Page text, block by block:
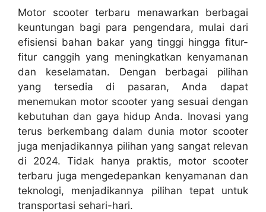
Motor scooter terbaru menawarkan berbagai
keuntungan bagi para pengendara, mulai dari
efisiensi bahan bakar yang tinggi hingga fitur-
fitur canggih yang meningkatkan kenyamanan
dan keselamatan. Dengan berbagai pilihan
yang tersedia di pasaran, Anda dapat
menemukan motor scooter yang sesuai dengan
kebutuhan dan gaya hidup Anda. Inovasi yang
terus berkembang dalam dunia motor scooter
juga menjadikannya pilihan yang sangat relevan
di 2024. Tidak hanya praktis, motor scooter
terbaru juga mengedepankan kenyamanan dan
teknologi, menjadikannya pilihan tepat untuk
transportasi sehari-hari.